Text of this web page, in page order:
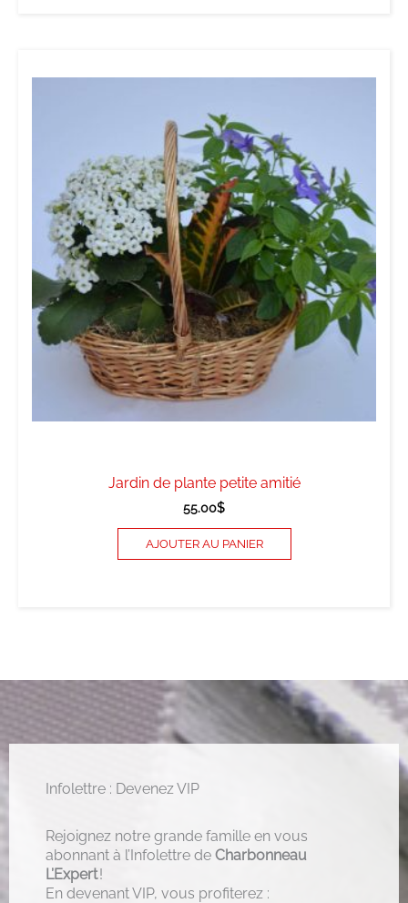
Jardin de plante petite amitié
55.00$
AJOUTER AU PANIER
Infolettre : Devenez VIP
Rejoignez notre grande famille en vous
abonnant à l’Infolettre de Charbonneau
L’Expert!
En devenant VIP, vous profiterez :